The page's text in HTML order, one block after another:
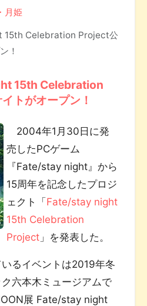
月姫
15th Celebration Project公
！
15th Celebration
トがオープン！
2004年1月30日に発
売したPCゲーム
『Fate/stay night』から
15周年を記念したプロジ
ェクト「Fate/stay night
15th Celebration
Project」を発表した。
るイベントは2019年冬
六本木ミュージアムで
展 Fate/stay night